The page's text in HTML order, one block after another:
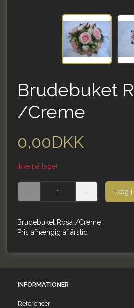
Brudebuket
/Creme
0,00DKK
Ikke på lager
Læg i
Brudebuket Rosa /Creme
Pris afhængig af årstid
INFORMATIONER
Referencer